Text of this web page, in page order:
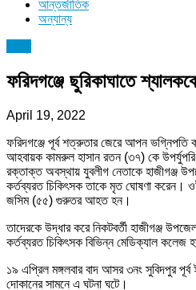
আন্তর্জাতিক
অন্যান্য
ফরিদগঞ্জে ছুরিকাঘাতে
April 19, 2022
ফরিদগঞ্জে পূর্ব শত্রুতার জেরে আপন ভগ্নিপতি
আহবায়ক কামরুল হাসান রতন (৩৭) কে উপর্যুপরি
রক্তাক্ত অবস্থায় যুবলীগ নেতাকে হাজীগঞ্জ
কর্তব্যরত চিকিৎসক তাকে মৃত ঘোষণা করেন।
জসিম (৫৫) গুরুতর আহত হন।
তাদেরকে উদ্ধার করে নিকটবর্তী হাজীগঞ্জ
কর্তব্যরত চিকিৎসক বিভিন্ন মেডিক্যাল কলেজ
১৯ এপ্রিল মঙ্গলবার বাদ আসর ৩নং সুবিদপুর পূর্ব
দোকানের সামনে এ ঘটনা ঘটে।